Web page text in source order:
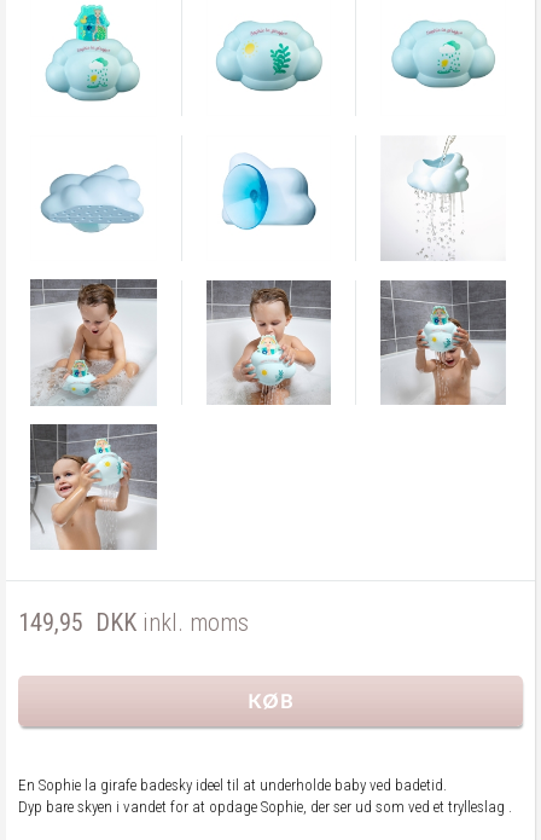
149,95 DKK inkl. moms
En Sophie la girafe badesky ideel til at underholde baby ved badetid.
Dyp bare skyen i vandet for at opdage Sophie, der ser ud som ved et trylleslag .